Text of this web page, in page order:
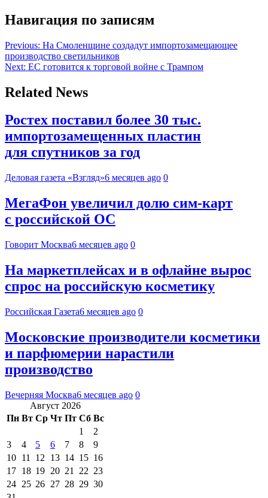
Навигация по записям
Previous: На Смоленщине создадут импортозамещающее
производство светильников
Next: ЕС готовится к торговой войне с Трампом
Related News
Ростех поставил более 30 тыс.
импортозамещенных пластин
для спутников за год
Деловая газета «Взгляд»6 месяцев ago 0
МегаФон увеличил долю сим‑карт
с российской ОС
Говорит Москва6 месяцев ago 0
На маркетплейсах и в офлайне вырос
спрос на российскую косметику
Российская Газета6 месяцев ago 0
Московские производители косметики
и парфюмерии нарастили
производство
Вечерняя Москва6 месяцев ago 0
Август 2026
Пн Вт Ср Чт Пт Сб Вс
1
2
3
4 5 6 7 8
9
10 11 12 13 14 15 16
17 18 19 20 21 22 23
24 25 26 27 28 29 30